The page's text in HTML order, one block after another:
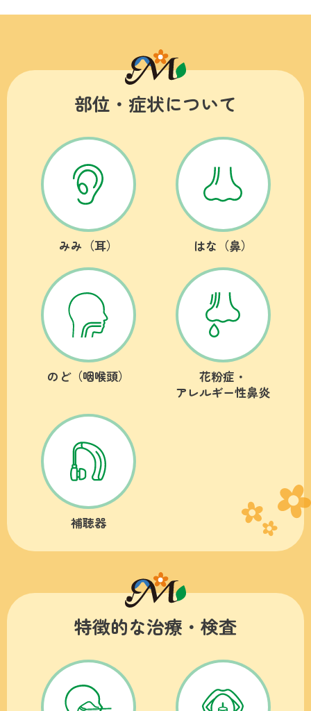
部位・症状について
みみ（耳） はな（鼻）
のど（咽喉頭）
花粉症・
アレルギー性鼻炎
補聴器
特徴的な治療・検査